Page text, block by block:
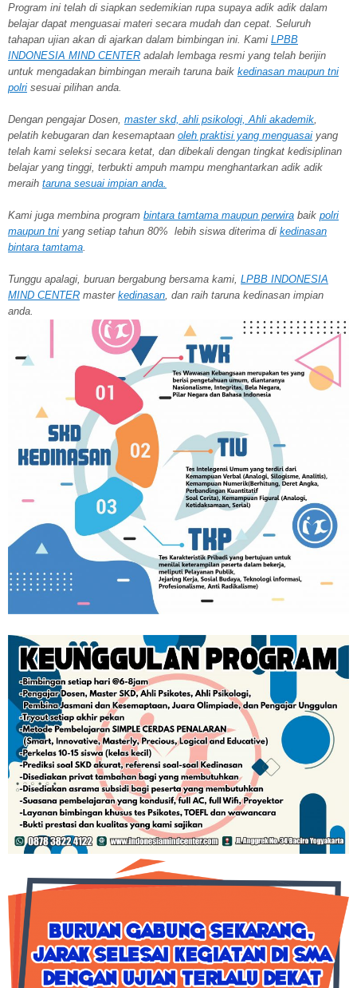
Program ini telah di siapkan sedemikian rupa supaya adik adik dalam
belajar dapat menguasai materi secara mudah dan cepat. Seluruh
tahapan ujian akan di ajarkan dalam bimbingan ini. Kami LPBB
INDONESIA MIND CENTER adalah lembaga resmi yang telah berijin
untuk mengadakan bimbingan meraih taruna baik kedinasan maupun tni
polri sesuai pilihan anda.
Dengan pengajar Dosen, master skd, ahli psikologi, Ahli akademik
pelatih kebugaran dan kesemaptaan oleh praktisi yang menguasai yang
telah kami seleksi secara ketat, dan dibekali dengan tingkat kedisiplinan
belajar yang tinggi, terbukti ampuh mampu menghantarkan adik adik
meraih taruna sesuai impian anda.
Kami juga membina program bintara tamtama maupun perwira baik polri
maupun tni yang setiap tahun 80% lebih siswa diterima di kedinasan
bintara tamtama
Tunggu apalagi, buruan bergabung bersama kami, LPBB INDONESIA
MIND CENTER master kedinasan , dan raih taruna kedinasan impian
anda.